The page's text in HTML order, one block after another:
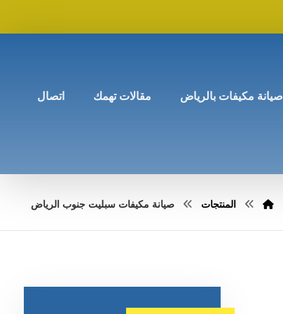
صيانة مكيفات بالرياض مقالات تهمك اتصال
المنتجات صيانة مكيفات سبليت جنوب الرياض